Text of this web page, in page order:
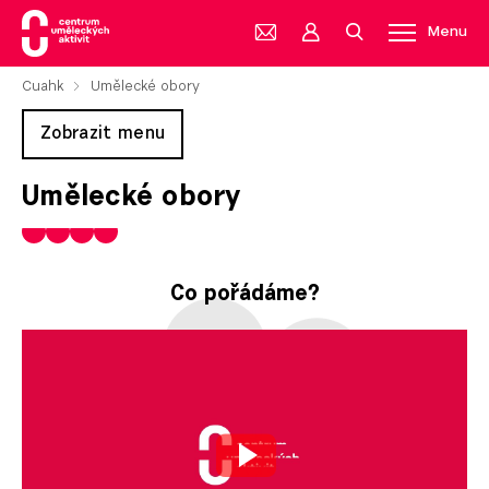
Menu
Cuahk Umělecké obory
Zobrazit menu
Umělecké obory
Co pořádáme?